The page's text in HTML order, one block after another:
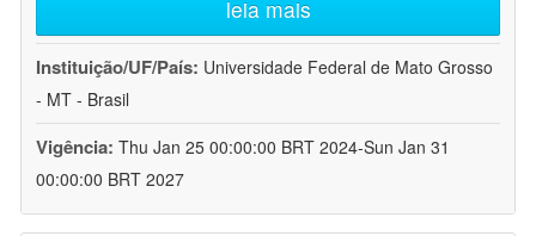
leia mais
Instituição/UF/País: Universidade Federal de Mato Grosso
- MT - Brasil
Vigência: Thu Jan 25 00:00:00 BRT 2024-Sun Jan 31
00:00:00 BRT 2027